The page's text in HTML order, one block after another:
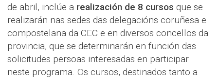
de abril, inclúe a realización de 8 cursos que se
realizarán nas sedes das delegacións coruñesa e
compostelana da CEC e en diversos concellos da
provincia, que se determinarán en función das
solicitudes persoas interesadas en participar
neste programa. Os cursos, destinados tanto a